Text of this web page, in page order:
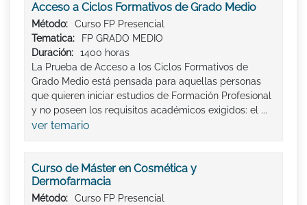
Acceso a Ciclos Formativos de Grado Medio
Método:
Curso FP Presencial
Tematica:
FP GRADO MEDIO
Duración:
1400 horas
La Prueba de Acceso a los Ciclos Formativos de
Grado Medio está pensada para aquellas personas
que quieren iniciar estudios de Formación Profesional
y no poseen los requisitos académicos exigidos: el ...
ver temario
Curso de Máster en Cosmética y
Dermofarmacia
Método:
Curso FP Presencial